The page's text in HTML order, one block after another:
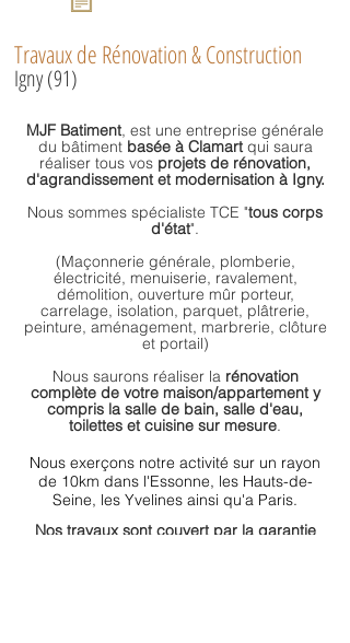
Travaux de Rénovation & Construction
Igny (91)
MJF Batiment, est une entreprise générale
du bâtiment basée à Clamartqui saura
réaliser tous vos projets de rénovation,
d'agrandissement et modernisation à Igny.
Nous sommes spécialiste TCE "tous corps
d'état".
(Maçonnerie générale, plomberie,
électricité, menuiserie, ravalement,
démolition, ouverture mûr porteur,
carrelage, isolation, parquet, plâtrerie,
peinture, aménagement, marbrerie, clôture
et portail)
Nous saurons réaliser la rénovation
complète de votre maison/appartement y
compris la salle de bain, salle d'eau,
toilettes et cuisine sur mesure.
Nous exerçons notre activité sur un rayon
de 10km dans l'Essonne, les Hauts-de-
Seine, les Yvelines ainsi qu'a Paris.
Nos travaux sont couvert par la garantie